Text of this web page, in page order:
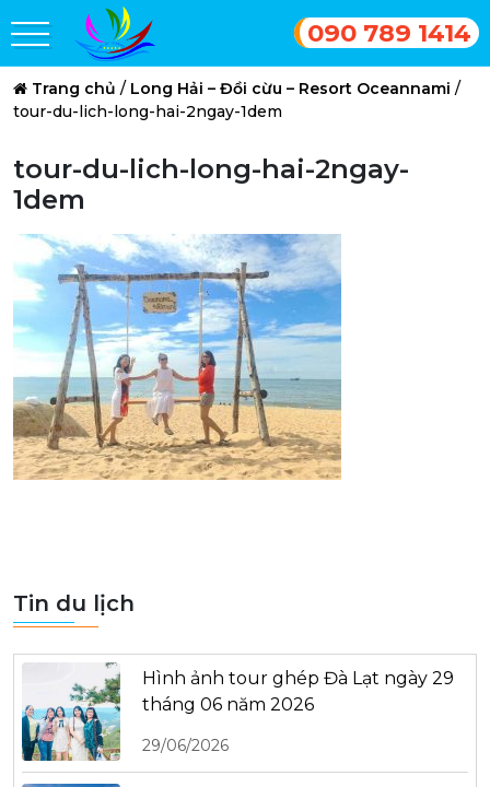
090 789 1414
Trang chủ / Long Hải – Đồi cừu – Resort Oceannami /
tour-du-lich-long-hai-2ngay-1dem
tour-du-lich-long-hai-2ngay-
1dem
Tin du lịch
Hình ảnh tour ghép Đà Lạt ngày 29
tháng 06 năm 2026
29/06/2026